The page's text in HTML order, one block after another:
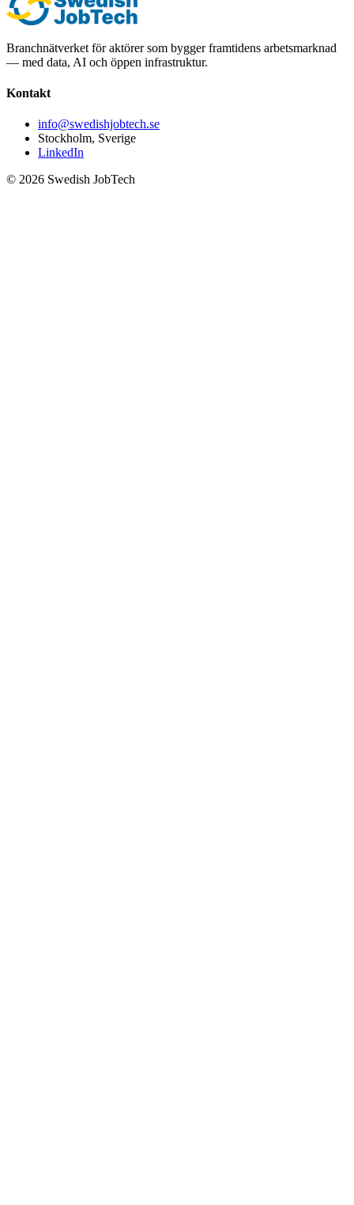
Branchnätverket för aktörer som bygger framtidens arbetsmarknad
— med data, AI och öppen infrastruktur.
Kontakt
info@swedishjobtech.se
Stockholm, Sverige
LinkedIn
© 2026 Swedish JobTech